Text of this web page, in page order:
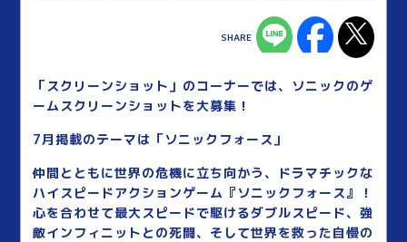
「スクリーンショット」のコーナーでは、ソニックのゲ
ームスクリーンショットを大募集！
7月掲載のテーマは「ソニックフォース」
仲間とともに世界の危機に立ち向かう、ドラマチックな
ハイスピードアクションゲーム『ソニックフォース』！
心を合わせて最大スピードで駆けるダブルスピード、強
敵インフィニットとの死闘、そして世界を救った自慢の